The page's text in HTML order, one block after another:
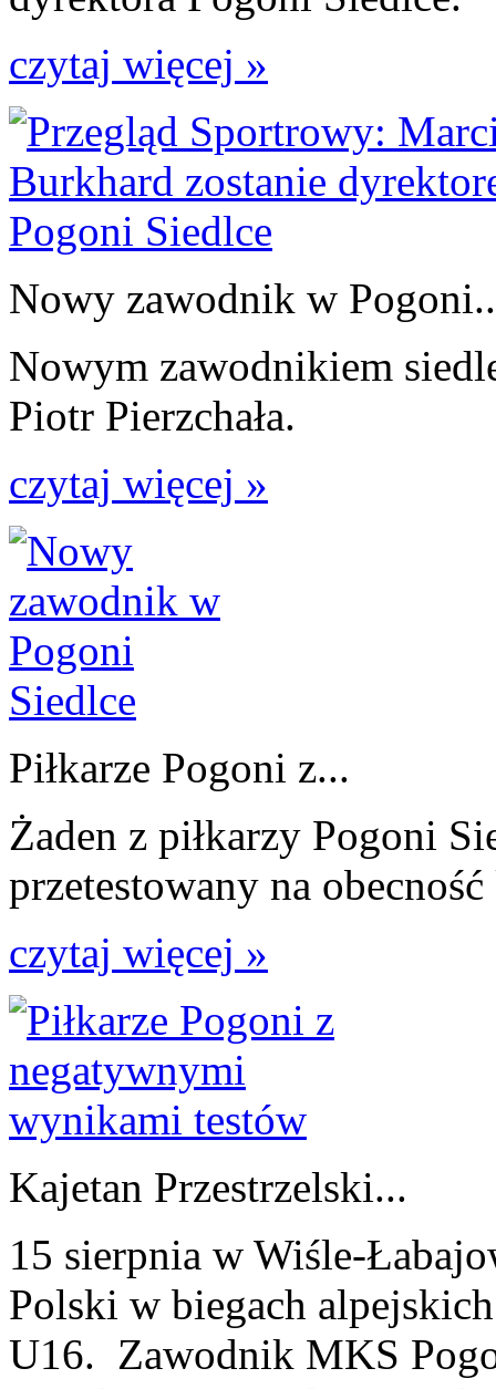
czytaj więcej »
Nowy zawodnik w
Nowym zawodnikiem
Piotr Pierzchała.
czytaj więcej »
Piłkarze Pogoni z...
Żaden z piłkarzy Pogoni
przetestowany na
czytaj więcej »
Kajetan Przestrzelski...
15 sierpnia w Wiśle-
Polski w biegach
U16. Zawodnik MKS